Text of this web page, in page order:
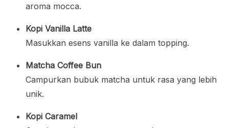
aroma mocca.
Kopi Vanilla Latte
Masukkan esens vanilla ke dalam topping.
Matcha Coffee Bun
Campurkan bubuk matcha untuk rasa yang lebih
unik.
Kopi Caramel